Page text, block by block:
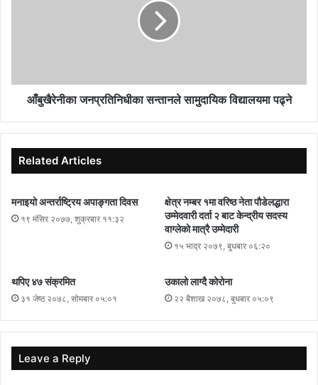
नगरपालिका–१२ स्थित घाँसीकुवा पुगेर पुनः प्रशाचनचोकमा आएर दौड
प्रतियोगिता सकिने गरेपनि दुई वर्ष अघिदेखि दौडको रुट परिवर्तन गरिएको हो ।
आँबुखैरेनीका जनप्रतिनिधीका सन्तानले सामुदायिक विद्यालयमा पढ्ने
Related Articles
मनाइयो अन्तर्राष्ट्रिय अपाङ्गता दिवस
१९ मंसिर २०७७, शुक्रबार ११:३२
क्षेत्र नम्बर १मा वरिष्ठ नेता पौडेलद्धारा
उम्मेदवारी दर्ता २ बाट केन्द्रीय सदस्य
वाग्लेको मात्रै उम्मेदारी
१५ भाद्र २०७९, बुधबार ०६:२०
थपिए ४७ संक्रमित
३१ जेष्ठ २०७८, सोमबार ०५:०१
उकालो लाग्दै कोरोना
२२ बैशाख २०७८, बुधबार ०५:०९
Leave a Reply